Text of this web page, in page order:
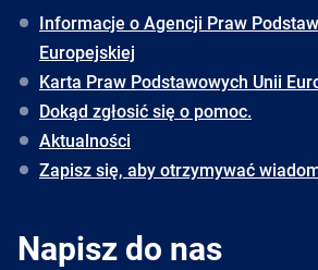
Informacje o Agencji Praw
Europejskiej
Karta Praw Podstawowych Unii
Dokąd zgłosić się o pomoc.
Aktualności
Zapisz się, aby otrzymywać
Napisz do nas